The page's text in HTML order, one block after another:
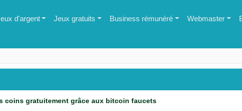
d'argent Jeux gratuits Business rémunéré Webmaster
coins gratuitement grâce aux bitcoin faucets